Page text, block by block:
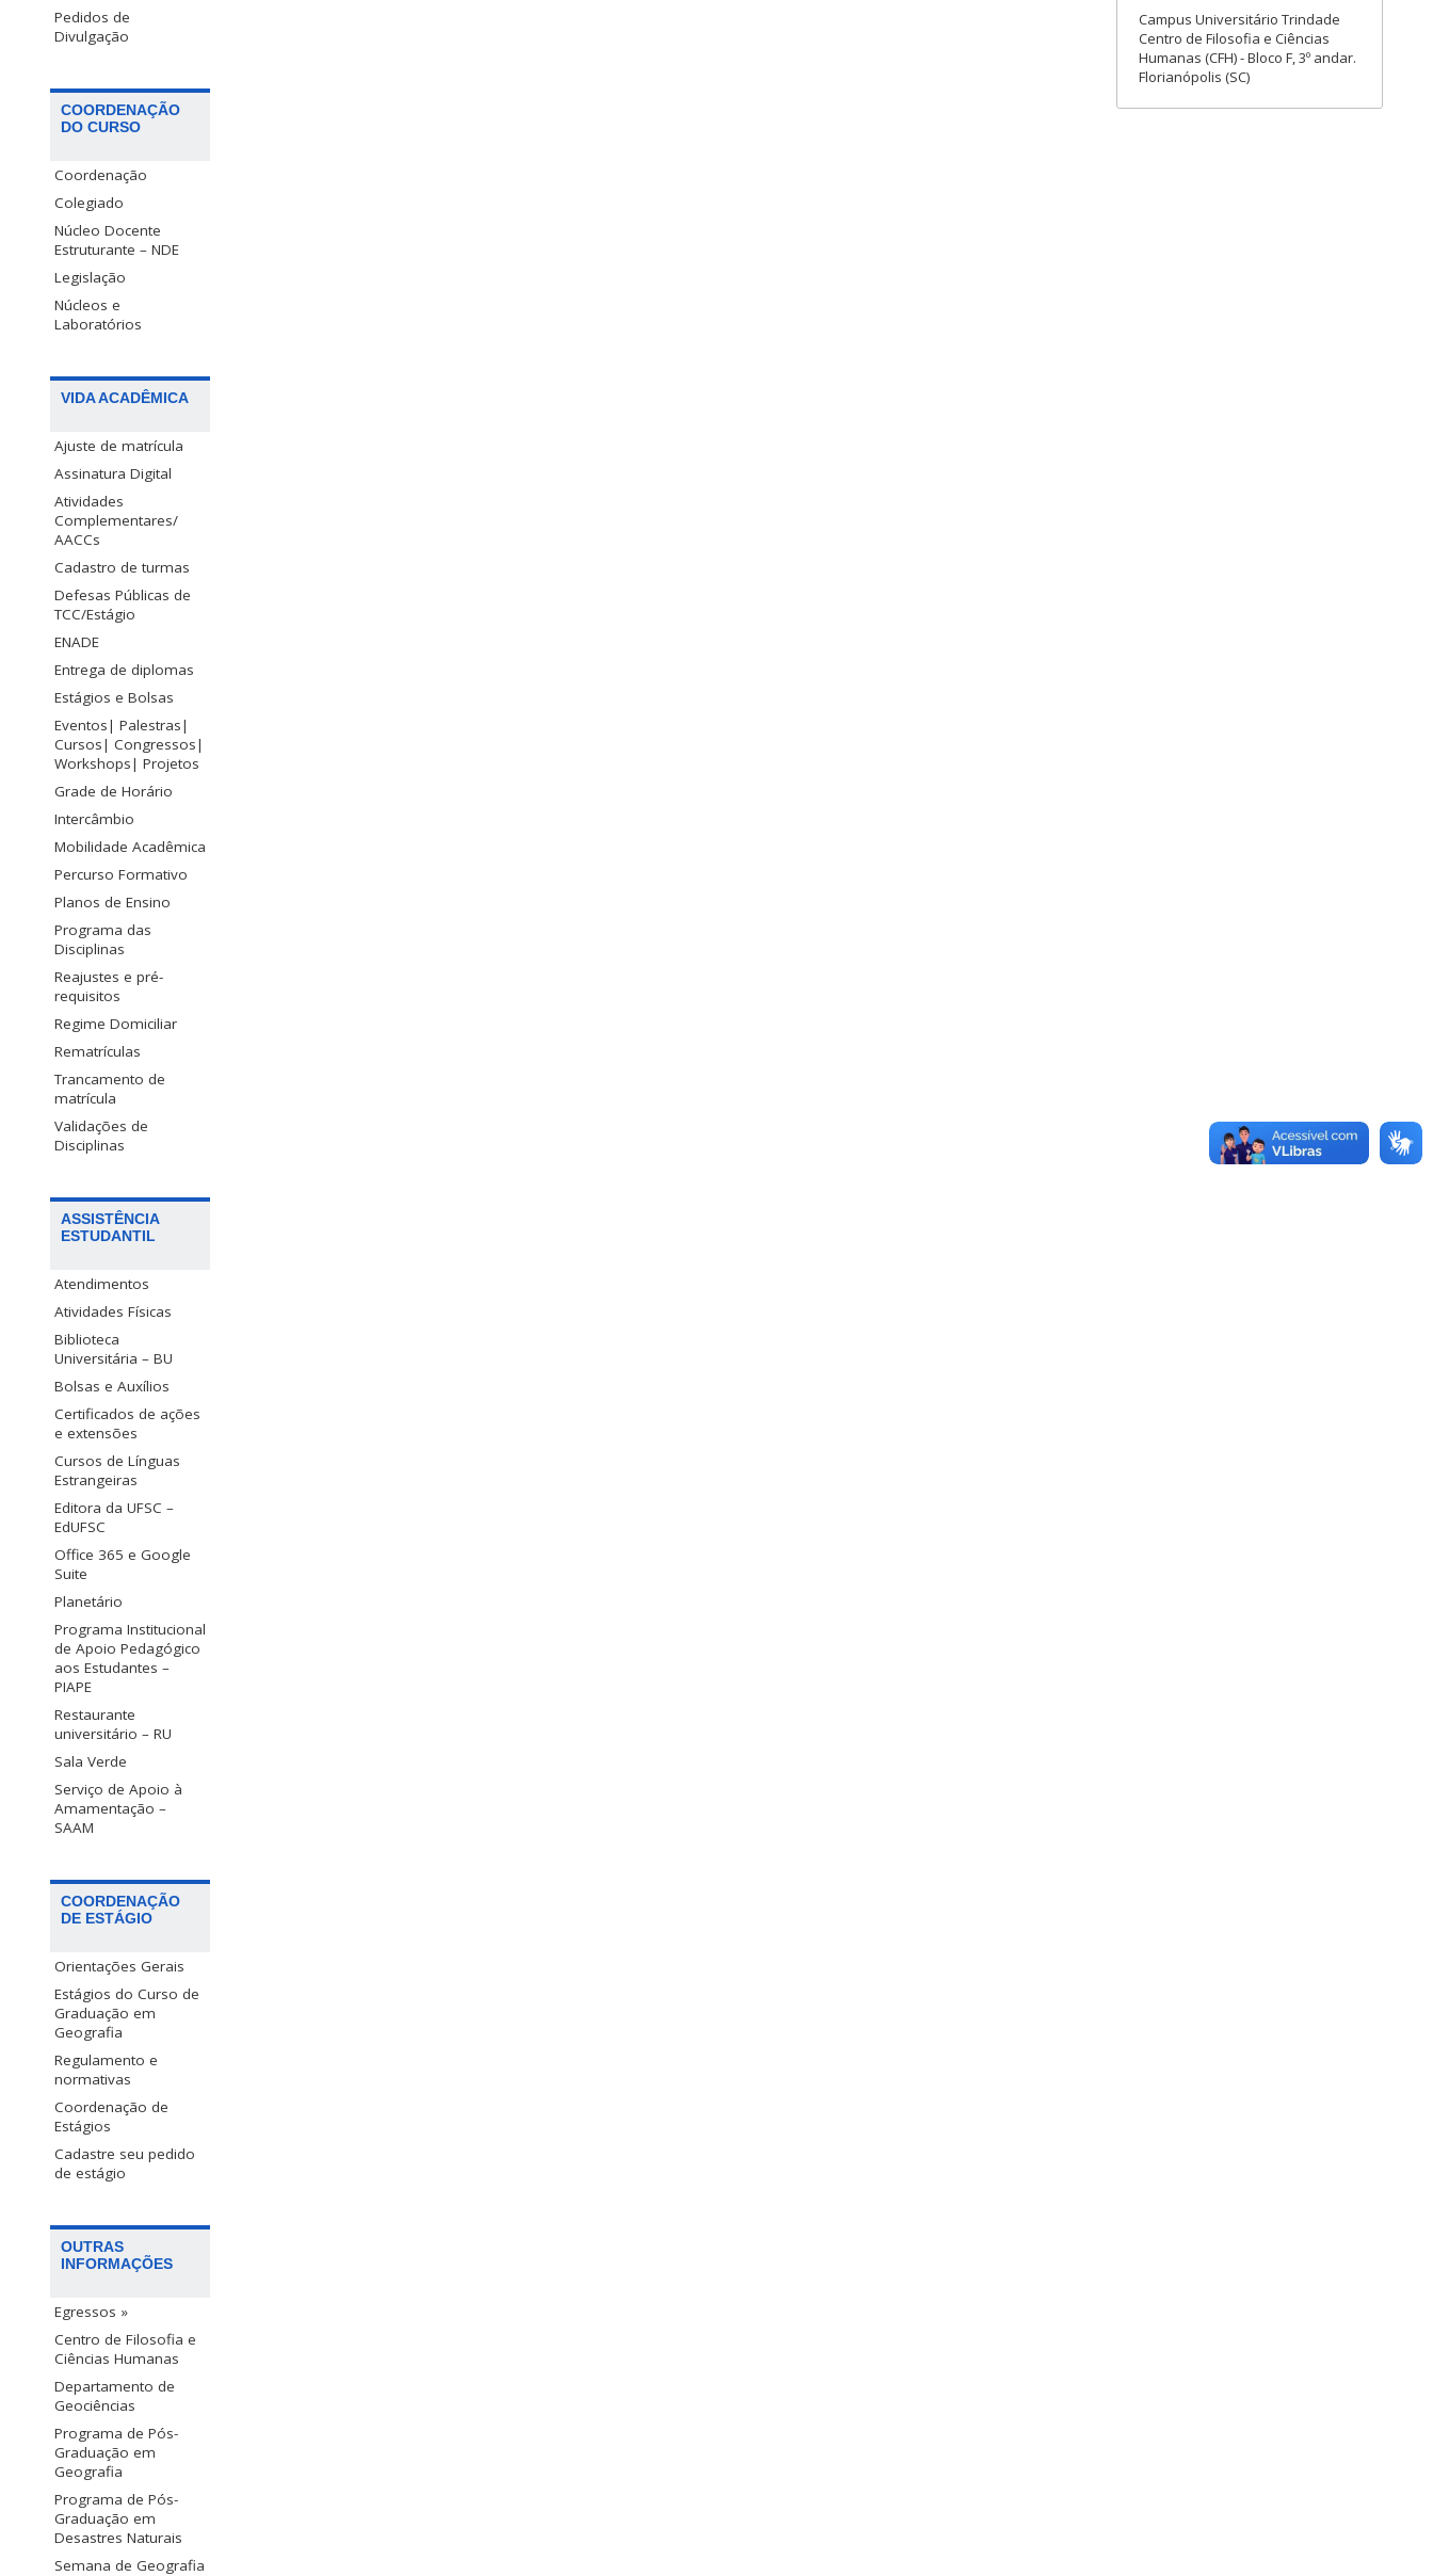
Pedidos de
Divulgação
COORDENAÇÃO
DO CURSO
Coordenação
Colegiado
Núcleo Docente
Estruturante – NDE
Legislação
Núcleos e
Laboratórios
VIDA ACADÊMICA
Ajuste de matrícula
Assinatura Digital
Atividades
Complementares/
AACCs
Cadastro de turmas
Defesas Públicas de
TCC/Estágio
ENADE
Entrega de diplomas
Estágios e Bolsas
Eventos| Palestras|
Cursos| Congressos|
Workshops| Projetos
Grade de Horário
Intercâmbio
Mobilidade Acadêmica
Percurso Formativo
Planos de Ensino
Programa das
Disciplinas
Reajustes e pré-
requisitos
Regime Domiciliar
Rematrículas
Trancamento de
matrícula
Validações de
Disciplinas
ASSISTÊNCIA
ESTUDANTIL
Atendimentos
Atividades Físicas
Biblioteca
Universitária – BU
Bolsas e Auxílios
Certificados de ações
e extensões
Cursos de Línguas
Estrangeiras
Editora da UFSC –
EdUFSC
Office 365 e Google
Suite
Planetário
Programa Institucional
de Apoio Pedagógico
aos Estudantes –
PIAPE
Restaurante
universitário – RU
Sala Verde
Serviço de Apoio à
Amamentação –
SAAM
COORDENAÇÃO
DE ESTÁGIO
Orientações Gerais
Estágios do Curso de
Graduação em
Geografia
Regulamento e
normativas
Coordenação de
Estágios
Cadastre seu pedido
de estágio
OUTRAS
INFORMAÇÕES
Egressos »
Centro de Filosofia e
Ciências Humanas
Departamento de
Geociências
Programa de Pós-
Graduação em
Geografia
Programa de Pós-
Graduação em
Desastres Naturais
Semana de Geografia
Campus Universitário Trindade
Centro de Filosofia e Ciências
Humanas (CFH) - Bloco F, 3º andar.
Florianópolis (SC)